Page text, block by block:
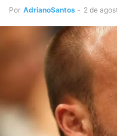
Por AdrianoSantos - 2 de